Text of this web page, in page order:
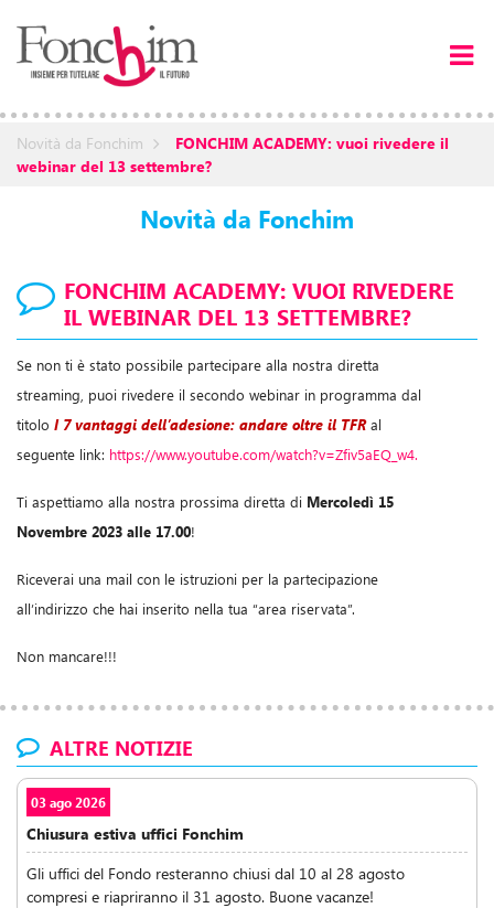
Novità da Fonchim
webinar del 13 settembre?
Novità da Fonchim
FONCHIM ACADEMY: VUOI RIVEDERE
IL WEBINAR DEL 13 SETTEMBRE?
Se non ti è stato possibile partecipare alla nostra diretta
streaming, puoi rivedere il secondo webinar in programma dal
titolo I 7 vantaggi dell’adesione: andare oltre il TFRal
seguente link: https://www.youtube.com/watch?v=Zfiv5aEQ_w4.
Ti aspettiamo alla nostra prossima diretta di Mercoledì 15
Novembre 2023 alle 17.00!
Riceverai una mail con le istruzioni per la partecipazione
all’indirizzo che hai inserito nella tua “area riservata”.
Non mancare!!!
ALTRE NOTIZIE
03 ago 2026
Chiusura estiva uffici Fonchim
Gli uffici del Fondo resteranno chiusi dal 10 al 28 agosto
compresi e riapriranno il 31 agosto. Buone vacanze!